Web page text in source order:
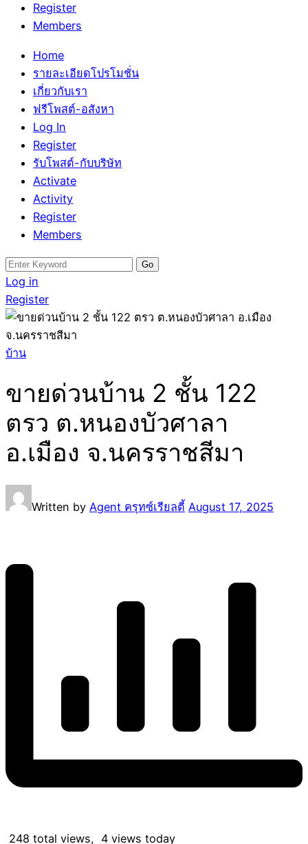
Register
Members
Home
รายละเอียดโปรโมชั่น
เกี่ยวกับเรา
ฟรีโพสต์-อสังหา
Log In
Register
รับโพสต์-กับบริษัท
Activate
Activity
Register
Members
Search
for:
Log in
Register
บ้าน
ขายด่วนบ้าน 2 ชั้น 122
ตรว ต.หนองบัวศาลา
อ.เมือง จ.นครราชสีมา
Written by Agent ครุทซ์เรียลตี้ August 17, 2025
248 total views, 4 views today